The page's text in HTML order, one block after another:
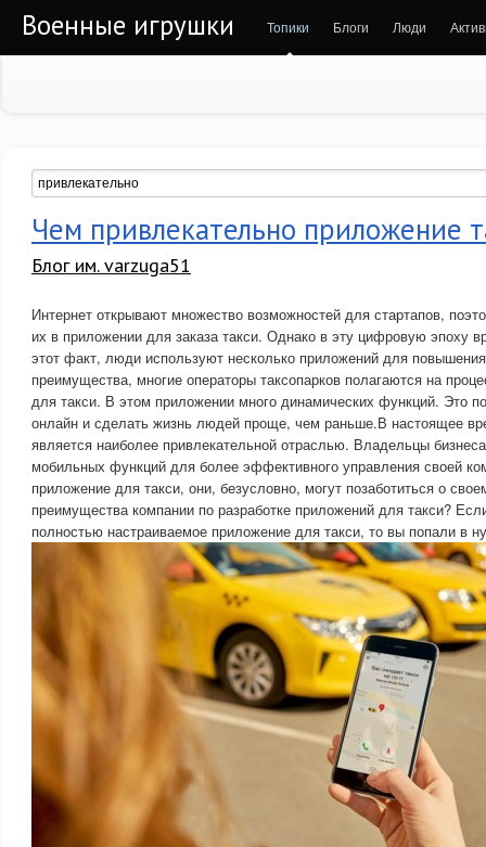
Военные игрушки Топики Блоги Люди
Чем привлекательно приложение
Блог им. varzuga51
Интернет открывают множество возможностей для стартапов,
их в приложении для заказа такси. Однако в эту цифровую эпоху
этот факт, люди используют несколько приложений для
преимущества, многие операторы таксопарков полагаются на
для такси. В этом приложении много динамических функций. Это
онлайн и сделать жизнь людей проще, чем раньше.В настоящее
является наиболее привлекательной отраслью. Владельцы
мобильных функций для более эффективного управления своей
приложение для такси, они, безусловно, могут позаботиться о
преимущества компании по разработке приложений для такси?
полностью настраиваемое приложение для такси, то вы попали в